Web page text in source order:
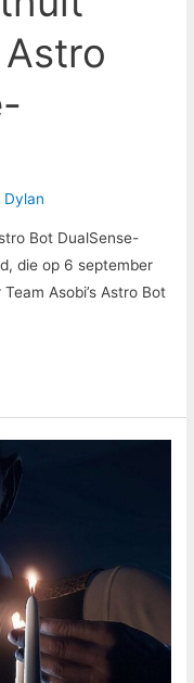
Dylan
Bot DualSense-
die op 6 september
Asobi’s Astro Bot